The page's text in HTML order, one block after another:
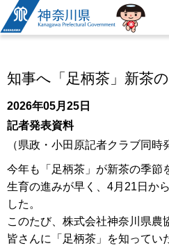
神奈川県
知事へ「足柄茶」新茶
2026年05月25日
記者発表資料
（県政・小田原記者クラブ同時
今年も「足柄茶」が新茶の季節
生育の進みが早く、4月21日か
した。
このたび、株式会社神奈川県農
皆さんに「足柄茶」を知ってい